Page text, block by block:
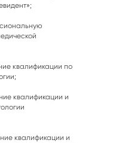
квалификации по
квалификации и
квалификации и